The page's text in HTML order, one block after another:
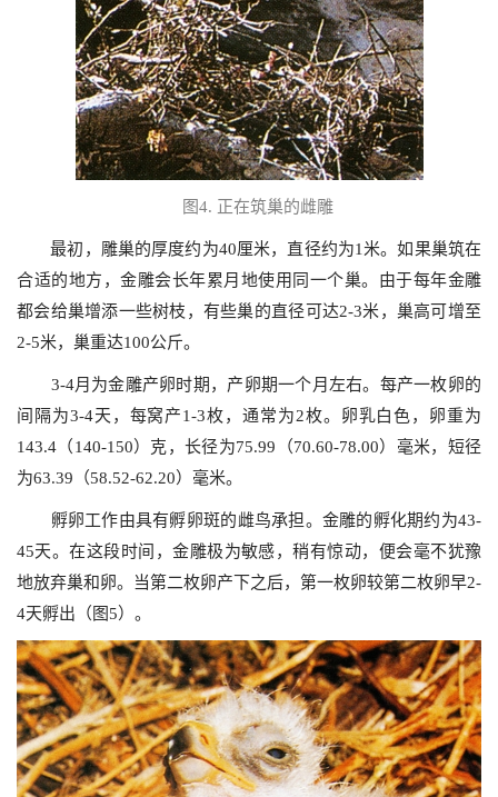
图4. 正在筑巢的雌雕
最初，雕巢的厚度约为40厘米，直径约为1米。如果巢筑在
合适的地方，金雕会长年累月地使用同一个巢。由于每年金雕
都会给巢增添一些树枝，有些巢的直径可达2-3米，巢高可增至
2-5米，巢重达100公斤。
3-4月为金雕产卵时期，产卵期一个月左右。每产一枚卵的
间隔为3-4天，每窝产1-3枚，通常为2枚。卵乳白色，卵重为
143.4 （ 140-150）克，长径为75.99 （70.60-78.00）毫米，短径
为63.39 （58.52-62.20）毫米。
孵卵工作由具有孵卵斑的雌鸟承担。金雕的孵化期约为43-
45天。在这段时间，金雕极为敏感，稍有惊动，便会毫不犹豫
地放弃巢和卵。当第二枚卵产下之后，第一枚卵较第二枚卵早2-
4天孵出（图 5）。